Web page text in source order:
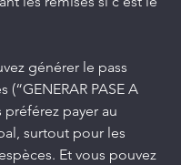
générer le pass
(“GENERAR PASE A
préférez payer au
surtout pour les
Et vous pouvez